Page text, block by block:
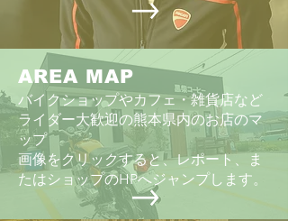
AREA MAP
バイクショップやカフェ・雑貨店など
ライダー大歓迎の熊本県内のお店のマ
ップ
画像をクリックすると、レポート、ま
たはショップのHPへジャンプします。